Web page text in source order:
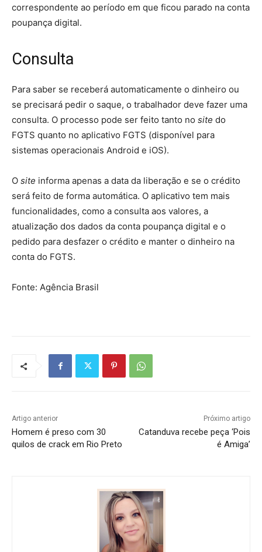
correspondente ao período em que ficou parado na conta
poupança digital.
Consulta
Para saber se receberá automaticamente o dinheiro ou
se precisará pedir o saque, o trabalhador deve fazer uma
consulta. O processo pode ser feito tanto no site do
FGTS quanto no aplicativo FGTS (disponível para
sistemas operacionais Android e iOS).
O site informa apenas a data da liberação e se o crédito
será feito de forma automática. O aplicativo tem mais
funcionalidades, como a consulta aos valores, a
atualização dos dados da conta poupança digital e o
pedido para desfazer o crédito e manter o dinheiro na
conta do FGTS.
Fonte: Agência Brasil
Artigo anterior
Homem é preso com 30
quilos de crack em Rio Preto
Próximo artigo
Catanduva recebe peça ‘Pois
é Amiga’